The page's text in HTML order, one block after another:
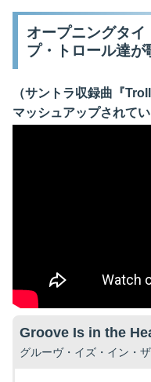
オープニングタイ
プ・トロール達が
（サントラ収録曲『
マッシュアップされてい
Groove Is in the
グルーヴ・イズ・イン・